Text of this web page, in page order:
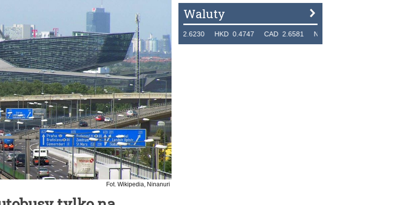
Fot. Wikipedia, Ninanuri
Waluty
THB 0.1126 USD 3.7236 AUD 2.6230 HKD 0.4747 CAD 2.6581 NZD 2.1889 SGD 2.9048